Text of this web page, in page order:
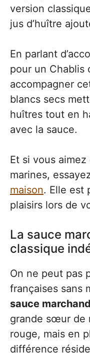
version
jus d’huître
En parlant
pour un Chablis
accompagner
blancs secs
huîtres tout en
avec la sauce.
Et si vous aimez
marines,
maison. Elle est
plaisirs lors de
La sauce
classique
On ne peut pas
françaises sans
sauce
grande sœur de
rouge, mais en
différence